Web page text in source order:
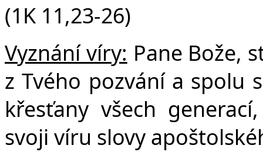
(1K 11,23-26)
Vyznání víry: Pane Bože,
z Tvého pozvání a spolu
křesťany všech
svoji víru slovy